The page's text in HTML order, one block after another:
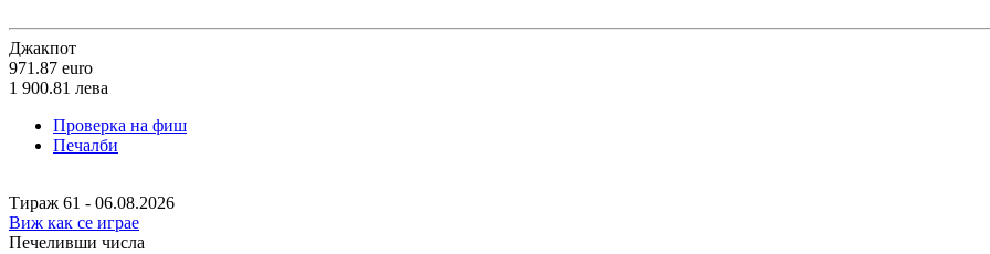
Джакпот
971.87 euro
1 900.81 лева
Проверка на фиш
Печалби
Тираж 61 - 06.08.2026
Виж как се играе
Печеливши числа